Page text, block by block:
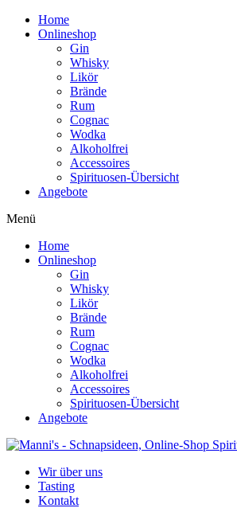
Home
Onlineshop
Gin
Whisky
Likör
Brände
Rum
Cognac
Wodka
Alkoholfrei
Accessoires
Spirituosen-Übersicht
Angebote
Menü
Home
Onlineshop
Gin
Whisky
Likör
Brände
Rum
Cognac
Wodka
Alkoholfrei
Accessoires
Spirituosen-Übersicht
Angebote
Wir über uns
Tasting
Kontakt